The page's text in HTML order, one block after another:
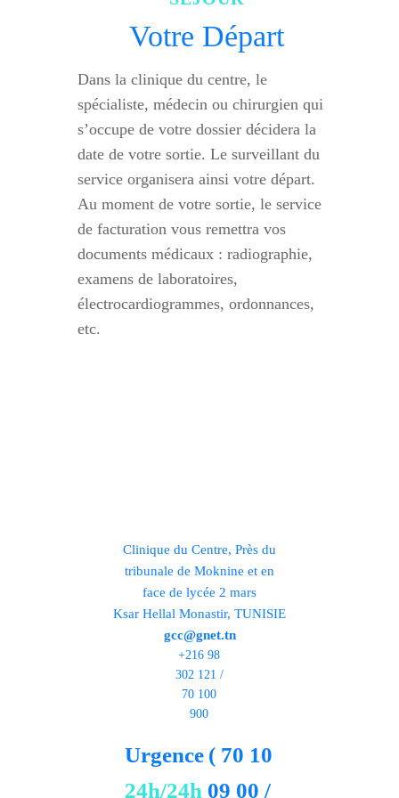
Votre Départ
Dans la clinique du centre, le
spécialiste, médecin ou chirurgien qui
s’occupe de votre dossier décidera la
date de votre sortie. Le surveillant du
service organisera ainsi votre départ.
Au moment de votre sortie, le service
de facturation vous remettra vos
documents médicaux : radiographie,
examens de laboratoires,
électrocardiogrammes, ordonnances,
etc.
Clinique du Centre, Près du
tribunale de Moknine et en
face de lycée 2 mars
Ksar Hellal Monastir, TUNISIE
gcc@gnet.tn
+216 98
302 121 /
70 100
900
Urgence
24h/24h
( 70 10
09 00 /